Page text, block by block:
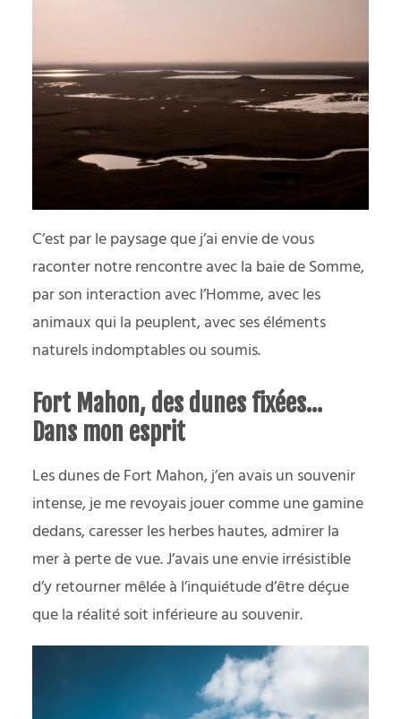
C’est par le paysage que j’ai envie de vous
raconter notre rencontre avec la baie de Somme,
par son interaction avec l’Homme, avec les
animaux qui la peuplent, avec ses éléments
naturels indomptables ou soumis.
Fort Mahon, des dunes fixées…
Dans mon esprit
Les dunes de Fort Mahon, j’en avais un souvenir
intense, je me revoyais jouer comme une gamine
dedans, caresser les herbes hautes, admirer la
mer à perte de vue. J’avais une envie irrésistible
d’y retourner mêlée à l’inquiétude d’être déçue
que la réalité soit inférieure au souvenir.